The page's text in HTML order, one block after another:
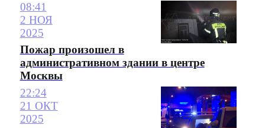
08:41
2 НОЯ
2025
Пожар произошел в
административном здании в центре
Москвы
22:24
21 ОКТ
2025